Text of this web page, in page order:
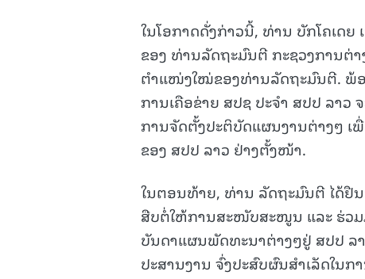
ໃນໂອກາດດັ່ງກ່າວນີ້, ທ່ານ ບັກໂຄເດ
ຂອງ ທ່ານລັດຖະມົນຕີ ກະຊວງການຕ່
ຕໍາແໜ່ງໃໝ່ຂອງທ່ານລັດຖະມົນຕີ. ພ້
ການເຄືອຂ່າຍ ສປຊ ປະຈໍາ ສປປ ລາ
ການຈັດຕັ້ງປະຕິບັດແຜນງານຕ່າງໆ
ຂອງ ສປປ ລາວ ຢ່າງຕັ້ງໜ້າ.
ໃນຕອນທ້າຍ, ທ່ານ ລັດຖະມົນຕີ ໄດ້ຢື
ສືບຕໍ່ໃຫ້ການສະໜັບສະໜູນ ແລະ ຮ່ວ
ບັນດາແຜນພັດທະນາຕ່າງໆຢູ່ ສປປ
ປະສານງານ ຈົ່ງປະສົບຜົນສໍາເລັດໃນ